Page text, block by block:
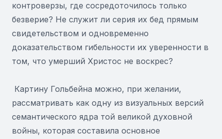
контроверзы, где сосредоточилось только
безверие? Не служит ли серия их бед прямым
свидетельством и одновременно
доказательством гибельности их уверенности в
том, что умерший Христос не воскрес?
Картину Гольбейна можно, при желании,
рассматривать как одну из визуальных версий
семантического ядра той великой духовной
войны, которая составила основное